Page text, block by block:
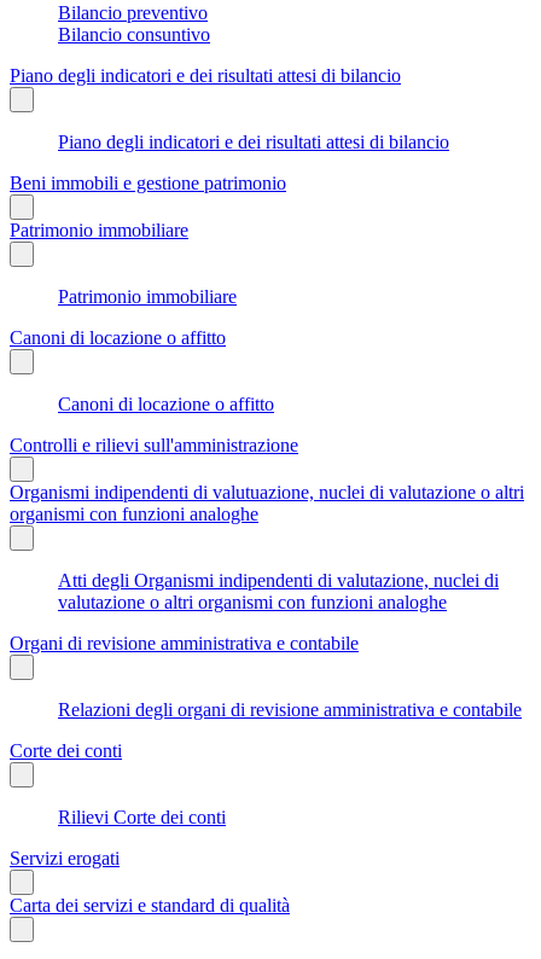
Bilancio preventivo
Bilancio consuntivo
Piano degli indicatori e dei risultati attesi di bilancio
Piano degli indicatori e dei risultati attesi di bilancio
Beni immobili e gestione patrimonio
Patrimonio immobiliare
Patrimonio immobiliare
Canoni di locazione o affitto
Canoni di locazione o affitto
Controlli e rilievi sull'amministrazione
Organismi indipendenti di valutuazione, nuclei di valutazione o altri
organismi con funzioni analoghe
Atti degli Organismi indipendenti di valutazione, nuclei di
valutazione o altri organismi con funzioni analoghe
Organi di revisione amministrativa e contabile
Relazioni degli organi di revisione amministrativa e contabile
Corte dei conti
Rilievi Corte dei conti
Servizi erogati
Carta dei servizi e standard di qualità